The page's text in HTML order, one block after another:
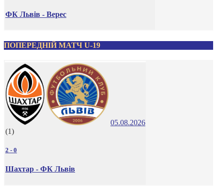
ФК Львів - Верес
ПОПЕРЕДНІЙ МАТЧ U-19
05.08.2026
(1)
2 - 0
Шахтар - ФК Львів